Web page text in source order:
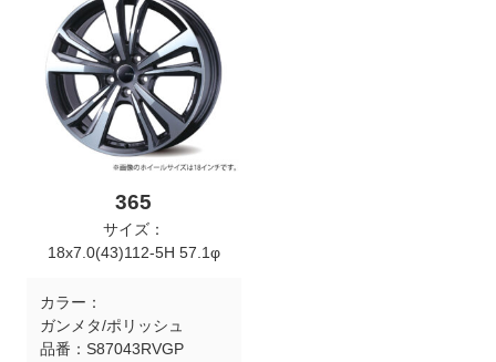
365
サイズ：
18x7.0(43)112-5H 57.1φ
カラー：
ガンメタ/ポリッシュ
品番： S87043RVGP